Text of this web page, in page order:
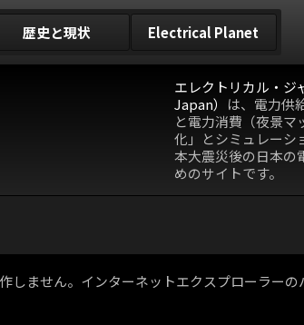
歴史と現状 Electrical Planet
エレクトリカル・
Japan） は、電力供
と電力消費（夜景マ
化」とシミュレーシ
本大震災後の日本の
めのサイトです。
ません。インターネットエクスプローラーの